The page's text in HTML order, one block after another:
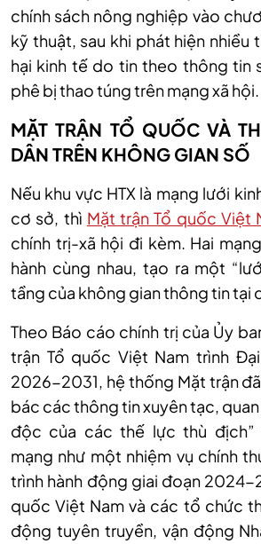
chính sách nông nghiệp vào
kỹ thuật, sau khi phát hiện nhiều
hại kinh tế do tin theo thông tin
phê bị thao túng trên mạng xã hội.
MẶT TRẬN TỔ QUỐC VÀ
DÂN TRÊN KHÔNG GIAN SỐ
Nếu khu vực HTX là mạng lưới
cơ sở, thì Mặt trận Tổ quốc Việt
chính trị-xã hội đi kèm. Hai
hành cùng nhau, tạo ra một
tầng của không gian thông tin tại
Theo Báo cáo chính trị của Ủy
trận Tổ quốc Việt Nam trình
2026-2031, hệ thống Mặt trận
bác các thông tin xuyên tạc, quan
độc của các thế lực thù địch”
mạng như một nhiệm vụ chính
trình hành động giai đoạn 2024-
quốc Việt Nam và các tổ chức
động tuyên truyền, vận động